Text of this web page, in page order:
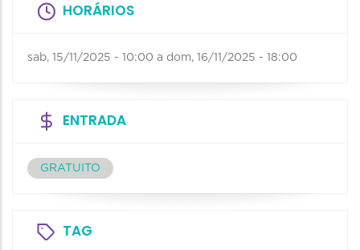
HORÁRIOS
sab, 15/11/2025 - 10:00 a dom, 16/11/2025 - 18:00
ENTRADA
GRATUITO
TAG